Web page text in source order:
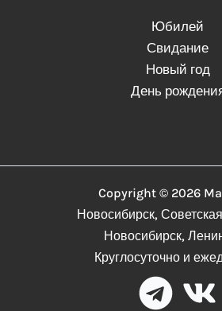
Юбилей
Свидание
Новый год
День
Copyright © 2026
Новосибирск,
Новосибирск,
Круглосуточно и